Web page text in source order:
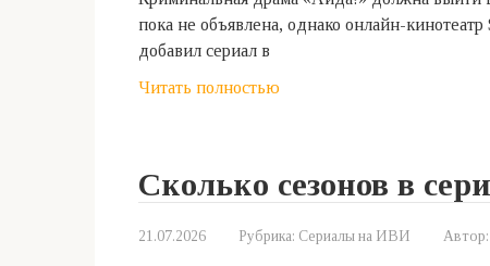
пока не объявлена, однако онлайн-
добавил сериал в
Читать полностью
Сколько сезонов в
21.07.2026 Рубрика: Сериалы на ИВИ Автор: